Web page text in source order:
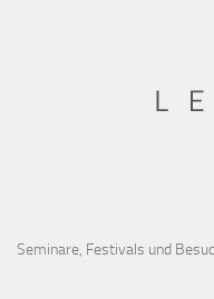
Seminare, Festivals und